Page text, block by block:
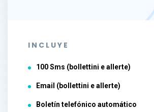
INCLUYE
100 Sms (bollettini e allerte)
Email (bollettini e allerte)
Boletín telefónico automático